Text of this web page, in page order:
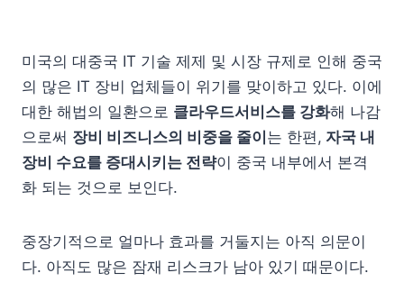
미국의 대중국 IT 기술 제제 및 시장 규제로 인해 중국
의 많은 IT 장비 업체들이 위기를 맞이하고 있다. 이에
대한 해법의 일환으로 클라우드서비스를 강화해 나감
으로써 장비 비즈니스의 비중을 줄이 는 한편, 자국 내
장비 수요를 증대시키는 전략이 중국 내부에서 본격
화 되는 것으로 보인다.
중장기적으로 얼마나 효과를 거둘지는 아직 의문이
다. 아직도 많은 잠재 리스크가 남아 있기 때문이다.